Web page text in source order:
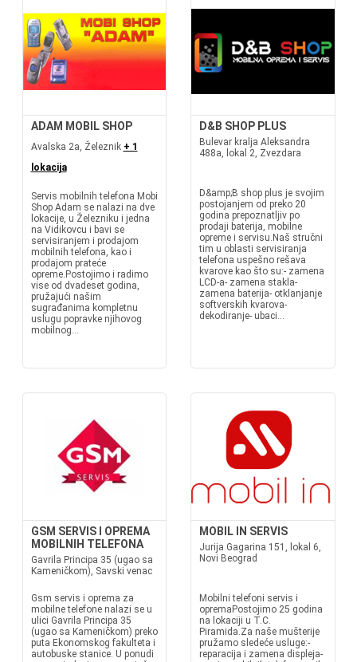
ADAM MOBIL SHOP
Avalska 2a, Železnik + 1
lokacija
Servis mobilnih telefona Mobi
Shop Adam se nalazi na dve
lokacije, u Železniku i jedna
na Vidikovcu i bavi se
servisiranjem i prodajom
mobilnih telefona, kao i
prodajom prateće
opreme.Postojimo i radimo
vise od dvadeset godina,
pružajući našim
sugrađanima kompletnu
uslugu popravke njihovog
mobilnog...
D&B SHOP PLUS
Bulevar kralja Aleksandra
488a, lokal 2, Zvezdara
D&amp;B shop plus je svojim
postojanjem od preko 20
godina prepoznatljiv po
prodaji baterija, mobilne
opreme i servisu.Naš stručni
tim u oblasti servisiranja
telefona uspešno rešava
kvarove kao što su:- zamena
LCD-a- zamena stakla-
zamena baterija- otklanjanje
softverskih kvarova-
dekodiranje- ubaci...
GSM SERVIS I OPREMA
MOBILNIH TELEFONA
Gavrila Principa 35 (ugao sa
Kameničkom), Savski venac
Gsm servis i oprema za
mobilne telefone nalazi se u
ulici Gavrila Principa 35
(ugao sa Kameničkom) preko
puta Ekonomskog fakulteta i
autobuske stanice. U ponudi
MOBIL IN SERVIS
Jurija Gagarina 151, lokal 6,
Novi Beograd
Mobilni telefoni servis i
opremaPostojimo 25 godina
na lokaciji u T.C.
Piramida.Za naše mušterije
pružamo sledeće usluge:-
reparacija i zamena displeja-